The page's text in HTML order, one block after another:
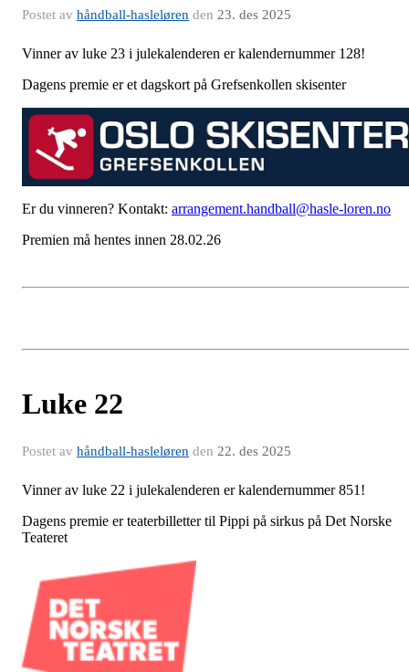
Postet av håndball-hasleløren den 23. des 2025
Vinner av luke 23 i julekalenderen er kalendernummer 128!
Dagens premie er et dagskort på Grefsenkollen skisenter
Er du vinneren? Kontakt: arrangement.handball@hasle-loren.no
Premien må hentes innen 28.02.26
Luke 22
Postet av håndball-hasleløren den 22. des 2025
Vinner av luke 22 i julekalenderen er kalendernummer 851!
Dagens premie er teaterbilletter til Pippi på sirkus på Det Norske
Teateret